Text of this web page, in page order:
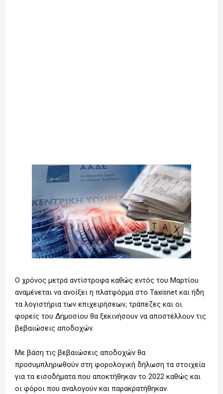
Ο χρόνος μετρά αντίστροφα καθώς εντός του Μαρτίου
αναμένεται να ανοίξει η πλατφόρμα στο Taxisnet και ήδη
τα λογιστήρια των επιχειρήσεων, τράπεζες και οι
φορείς του Δημοσίου θα ξεκινήσουν να αποστέλλουν τις
βεβαιώσεις αποδοχών.
Με βάση τις βεβαιώσεις αποδοχών θα
προσυμπληρωθούν στη φορολογική δήλωση τα στοιχεία
για τα εισοδήματα που αποκτήθηκαν το 2022 καθώς και
οι φόροι που αναλογούν και παρακρατήθηκαν.